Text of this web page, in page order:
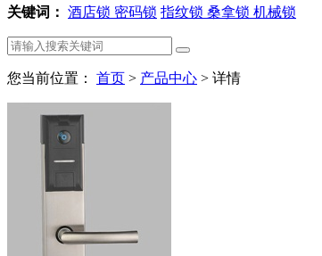
关键词： 酒店锁 密码锁 指纹锁 桑拿锁 机械锁
您当前位置： 首页 > 产品中心 > 详情